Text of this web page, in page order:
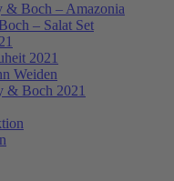
& Boch – Amazonia
– Salat Set
2021
Weiden
& Boch 2021